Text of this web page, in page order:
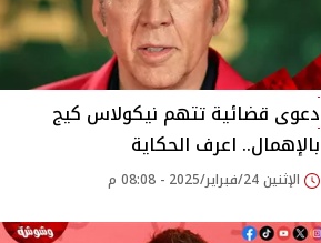
دعوى قضائية تتهم نيكولاس كيج
بالإهمال.. اعرف الحكاية
الإثنين 24/فبراير/2025 - 08:08 م